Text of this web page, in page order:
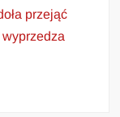
przejąć